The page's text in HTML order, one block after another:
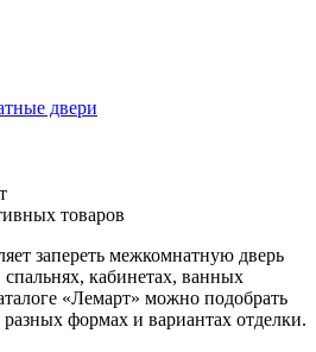
двери
товаров
запереть межкомнатную дверь
спальнях, кабинетах, ванных
«Лемарт» можно подобрать
формах и вариантах отделки.